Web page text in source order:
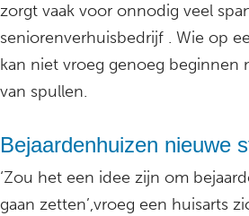
zorgt vaak voor onnodig veel
seniorenverhuisbedrijf . Wie op
kan niet vroeg genoeg beginnen
van spullen.
Bejaardenhuizen nieuwe
‘Zou het een idee zijn om
gaan zetten’,vroeg een huisarts